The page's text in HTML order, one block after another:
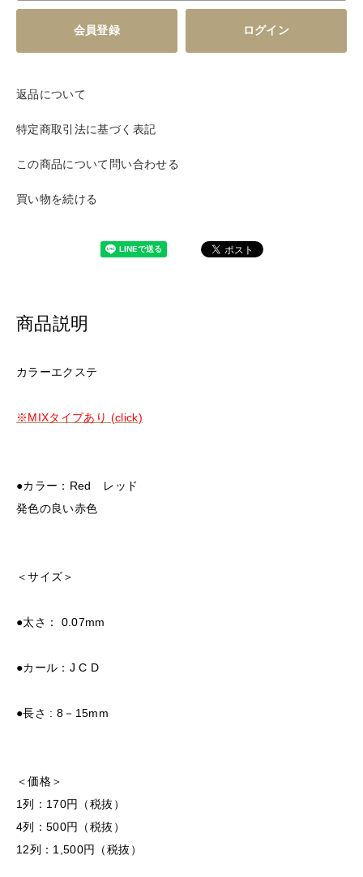
会員登録 ログイン
返品について
特定商取引法に基づく表記
この商品について問い合わせる
買い物を続ける
商品説明
カラーエクステ
※MIXタイプあり (click)
●カラー：Red レッド
発色の良い赤色
＜サイズ＞
●太さ： 0.07mm
●カール：J C D
●長さ : 8－15mm
＜価格＞
1列：170円（税抜）
4列：500円（税抜）
12列：1,500円（税抜）